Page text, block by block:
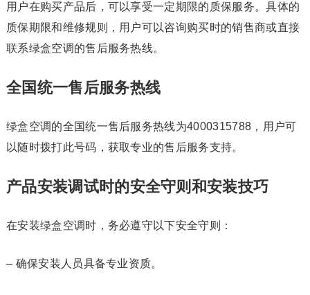
用户在购买产品后，可以享受一定期限的质保服务。具体的
质保期限和维修规则，用户可以咨询购买时的销售商或直接
联系绿盒空调的售后服务热线。
全国统一售后服务热线
绿盒空调的全国统一售后服务热线为4000315788，用户可
以随时拨打此号码，获取专业的售后服务支持。
产品安装调试时的安全守则和安装技巧
在安装绿盒空调时，务必遵守以下安全守则：
– 确保安装人员具备专业资质。